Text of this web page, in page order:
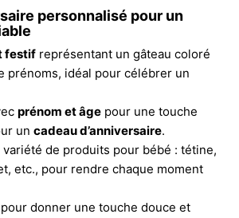
personnalisé pour un
festif représentant un gâteau coloré
prénoms, idéal pour célébrer un
prénom et âge pour une touche
un cadeau d’anniversaire.
de produits pour bébé : tétine,
etc., pour rendre chaque moment
donner une touche douce et